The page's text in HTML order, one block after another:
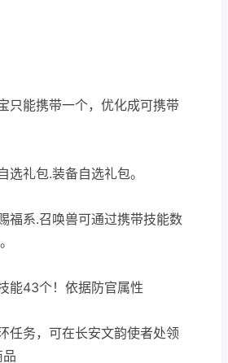
只能携带一个，优化成可携带
选礼包.装备自选礼包。
福系.召唤兽可通过携带技能数
能43个！依据防官属性
任务，可在长安文韵使者处领